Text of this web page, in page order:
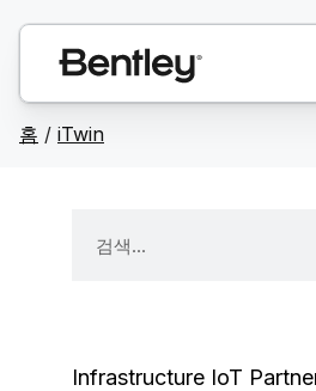
홈 / iTwin
Infrastructure IoT